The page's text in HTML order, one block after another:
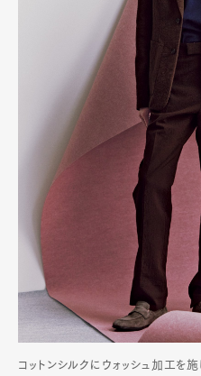
コットンシルクにウォッシュ加工を